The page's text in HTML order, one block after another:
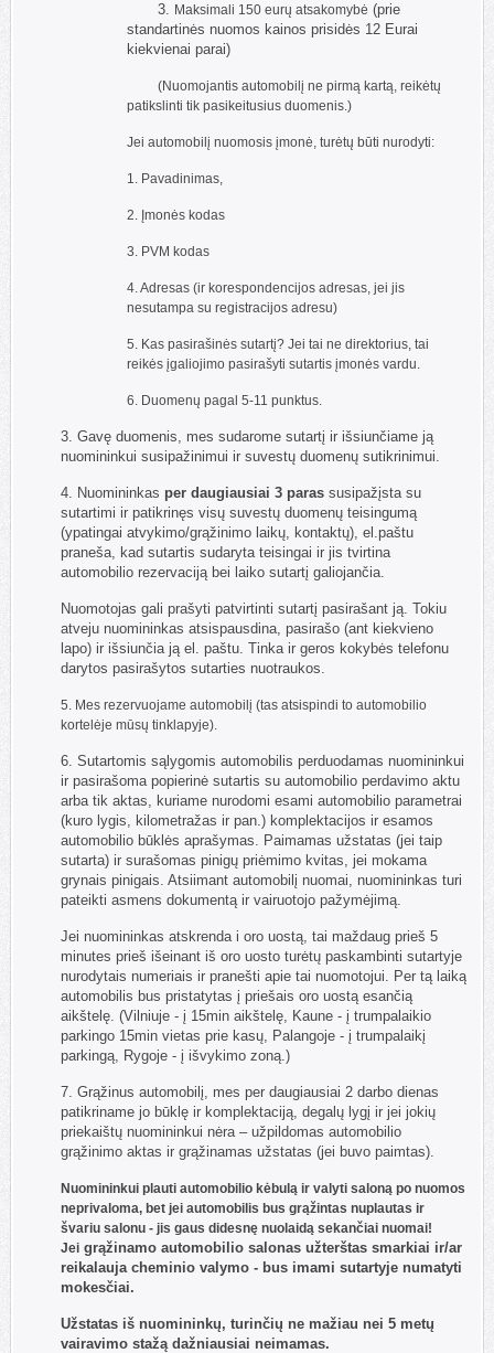
3. Maksimali 150 eurų atsakomybė (prie
standartinės nuomos kainos prisidės 12 Eurai
kiekvienai parai)
(Nuomojantis automobilį ne pirmą kartą, reikėtų
patikslinti tik pasikeitusius duomenis.)
Jei automobilį nuomosis įmonė, turėtų būti nurodyti:
1. Pavadinimas,
2. Įmonės kodas
3. PVM kodas
4. Adresas (ir korespondencijos adresas, jei jis
nesutampa su registracijos adresu)
5. Kas pasirašinės sutartį? Jei tai ne direktorius, tai
reikės įgaliojimo pasirašyti sutartis įmonės vardu.
6. Duomenų pagal 5-11 punktus.
3. Gavę duomenis, mes sudarome sutartį ir išsiunčiame ją
nuomininkui susipažinimui ir suvestų duomenų sutikrinimui.
4. Nuomininkas per daugiausiai 3 paras susipažįsta su
sutartimi ir patikrinęs visų suvestų duomenų teisingumą
(ypatingai atvykimo/grąžinimo laikų, kontaktų), el.paštu
praneša, kad sutartis sudaryta teisingai ir jis tvirtina
automobilio rezervaciją bei laiko sutartį galiojančia.
Nuomotojas gali prašyti patvirtinti sutartį pasirašant ją. Tokiu
atveju nuomininkas atsispausdina, pasirašo (ant kiekvieno
lapo) ir išsiunčia ją el. paštu. Tinka ir geros kokybės telefonu
darytos pasirašytos sutarties nuotraukos.
5. Mes rezervuojame automobilį (tas atsispindi to automobilio
kortelėje mūsų tinklapyje).
6. Sutartomis sąlygomis automobilis perduodamas nuomininkui
ir pasirašoma popierinė sutartis su automobilio perdavimo aktu
arba tik aktas, kuriame nurodomi esami automobilio parametrai
(kuro lygis, kilometražas ir pan.) komplektacijos ir esamos
automobilio būklės aprašymas. Paimamas užstatas (jei taip
sutarta) ir surašomas pinigų priėmimo kvitas, jei mokama
grynais pinigais. Atsiimant automobilį nuomai, nuomininkas turi
pateikti asmens dokumentą ir vairuotojo pažymėjimą.
Jei nuomininkas atskrenda i oro uostą, tai maždaug prieš 5
minutes prieš išeinant iš oro uosto turėtų paskambinti sutartyje
nurodytais numeriais ir pranešti apie tai nuomotojui. Per tą laiką
automobilis bus pristatytas į priešais oro uostą esančią
aikštelę. (Vilniuje - į 15min aikštelę, Kaune - į trumpalaikio
parkingo 15min vietas prie kasų, Palangoje - į trumpalaikį
parkingą, Rygoje - į išvykimo zoną.)
7. Grąžinus automobilį, mes per daugiausiai 2 darbo dienas
patikriname jo būklę ir komplektaciją, degalų lygį ir jei jokių
priekaištų nuomininkui nėra – užpildomas automobilio
grąžinimo aktas ir grąžinamas užstatas (jei buvo paimtas).
Nuomininkui plauti automobilio kėbulą ir valyti saloną po nuomos
neprivaloma, bet jei automobilis bus grąžintas nuplautas ir
švariu salonu - jis gaus didesnę nuolaidą sekančiai nuomai!
Jei grąžinamo automobilio salonas užterštas smarkiai ir/ar
reikalauja cheminio valymo - bus imami sutartyje numatyti
mokesčiai.
Užstatas iš nuomininkų, turinčių ne mažiau nei 5 metų
vairavimo stažą dažniausiai neimamas.